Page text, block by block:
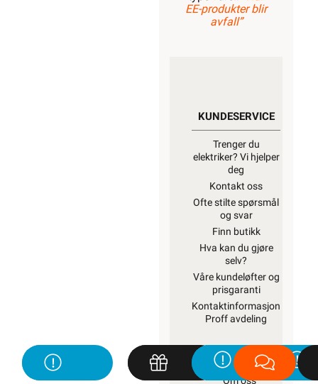
EE-produkter blir
avfall”
KUNDESERVICE
Trenger du
elektriker? Vi hjelper
deg
Kontakt oss
Ofte stilte spørsmål
og svar
Finn butikk
Hva kan du gjøre
selv?
Våre kundeløfter og
prisgaranti
Kontaktinformasjon
Proff avdeling
OM OSS
Om oss